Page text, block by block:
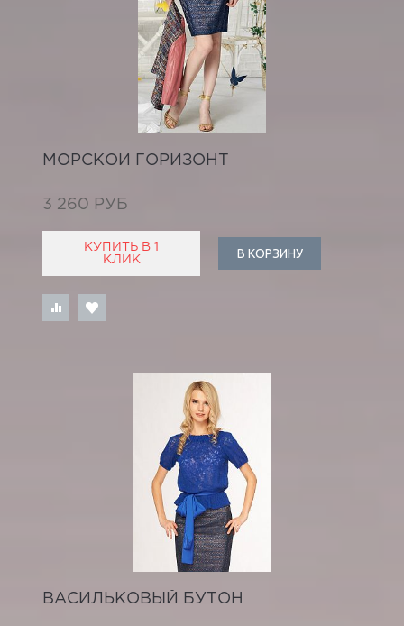
МОРСКОЙ ГОРИЗОНТ
3 260 РУБ
КУПИТЬ В 1
КЛИК
В КОРЗИНУ
ВАСИЛЬКОВЫЙ БУТОН